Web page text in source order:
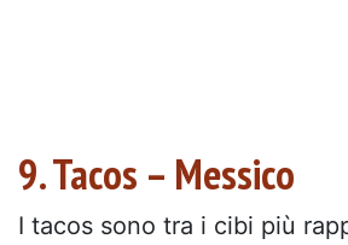
9. Tacos – Messico
I tacos sono tra i cibi più